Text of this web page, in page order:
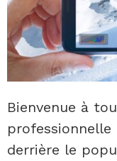
Bienvenue à
professionnelle
derrière le